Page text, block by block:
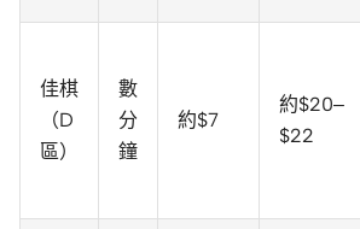
佳棋
（D
區）
數
分
鐘
約$7
約$20–
$22